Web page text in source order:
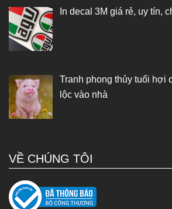
In decal 3M giá rẻ, uy tín,
Tranh phong thủy tuổi hợi
lộc vào nhà
VỀ CHÚNG TÔI